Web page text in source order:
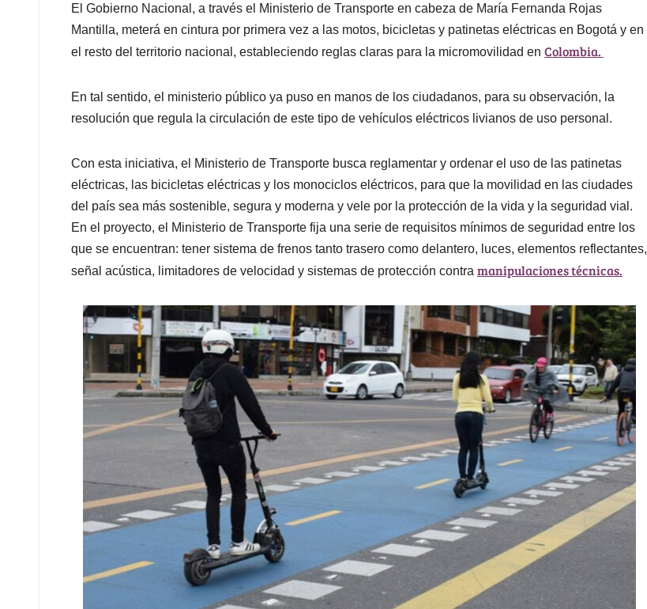
A
p
p
o
o
k
d
I
n
d
s
El Gobierno Nacional, a través el Ministerio de Transporte en cabeza de María Fernanda Rojas
Mantilla, meterá en cintura por primera vez a las motos, bicicletas y patinetas eléctricas en Bogotá y en
el resto del territorio nacional, estableciendo reglas claras para la micromovilidad en Colombia.
En tal sentido, el ministerio público ya puso en manos de los ciudadanos, para su observación, la
resolución que regula la circulación de este tipo de vehículos eléctricos livianos de uso personal.
Con esta iniciativa, el Ministerio de Transporte busca reglamentar y ordenar el uso de las patinetas
eléctricas, las bicicletas eléctricas y los monociclos eléctricos, para que la movilidad en las ciudades
del país sea más sostenible, segura y moderna y vele por la protección de la vida y la seguridad vial.
En el proyecto, el Ministerio de Transporte fija una serie de requisitos mínimos de seguridad entre los
que se encuentran: tener sistema de frenos tanto trasero como delantero, luces, elementos reflectantes,
señal acústica, limitadores de velocidad y sistemas de protección contra manipulaciones técnicas.